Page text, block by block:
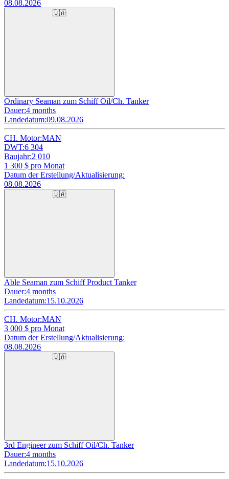
08.08.2026
🇺🇦
Ordinary Seaman zum Schiff Oil/Ch. Tanker
Dauer:4 months
Landedatum:09.08.2026
CH. Motor:MAN
DWT:6 304
Baujahr:2 010
1 300 $ pro Monat
Datum der Erstellung/Aktualisierung:
08.08.2026
🇺🇦
Able Seaman zum Schiff Product Tanker
Dauer:4 months
Landedatum:15.10.2026
CH. Motor:MAN
3 000 $ pro Monat
Datum der Erstellung/Aktualisierung:
08.08.2026
🇺🇦
3rd Engineer zum Schiff Oil/Ch. Tanker
Dauer:4 months
Landedatum:15.10.2026